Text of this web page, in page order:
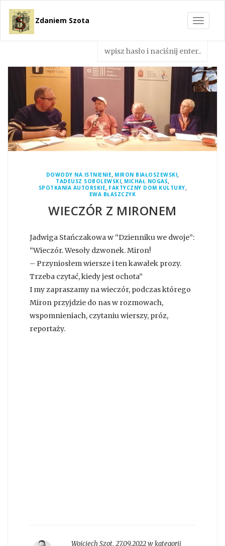
Toggle
Zdaniem Szota
DOWODY NA ISTNIENIE, MIRON BIAŁOSZEWSKI,
TADEUSZ SOBOLEWSKI, MICHAŁ NOGAŚ,
SPOTKANIA AUTORSKIE, FAKTYCZNY DOM KULTURY,
EWA BŁASZCZYK
WIECZÓR Z MIRONEM
Jadwiga Stańczakowa w “Dzienniku we dwoje”:
“Wieczór. Wesoły dzwonek. Miron!
– Przyniosłem wiersze i ten kawałek prozy.
Trzeba czytać, kiedy jest ochota”
I my zapraszamy na wieczór, podczas którego
Miron przyjdzie do nas w rozmowach,
wspomnieniach, czytaniu wierszy, próz,
reportaży.
Wojciech Szot, 27.09.2022 w kategorii